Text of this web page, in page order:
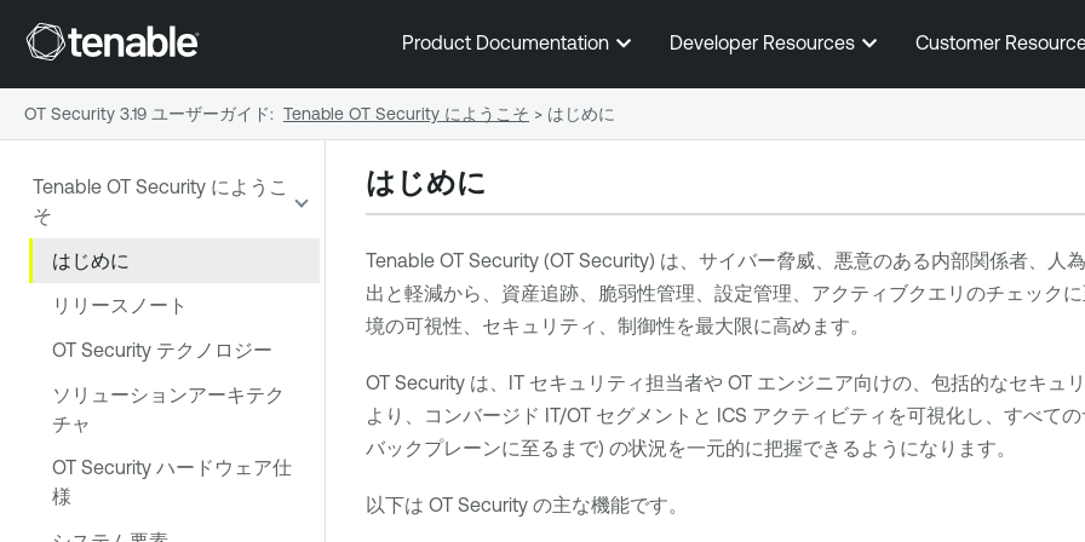
メインコンテンツに移動する
Product Documentation Developer Resources Customer
Tenable OT Security にようこ
そ
はじめに
リリースノート
OT Security テクノロジー
ソリューションアーキテク
チャ
OT Security ハードウェア仕
様
はじめに
Tenable OT Security(OT Security) は、サイバー脅威、悪意のある内部関係者、人
出と軽減から、資産追跡、脆弱性管理、設定管理、アクティブクエリのチェック
境の可視性、セキュリティ、制御性を最大限に高めます。
OT Securityは、IT セキュリティ担当者や OT エンジニア向けの、包括的なセキュ
より、コンバージド IT/OT セグメントと ICS アクティビティを可視化し、すべて
バックプレーンに至るまで) の状況を一元的に把握できるようになります。
以下は OT Securityの主な機能です。
OT Security 3.19 ユーザーガイド: Tenable OT Security にようこそ > はじめに